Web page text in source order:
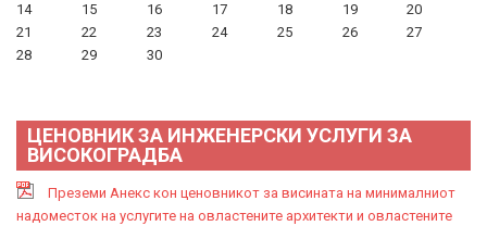
14
15 16 17 18 19
20
21
22 23 24 25 26
27
28
29 30
ЦЕНОВНИК ЗА ИНЖЕНЕРСКИ УСЛУГИ ЗА
ВИСОКОГРАДБА
Преземи Анекс кон ценовникот за висината на минималниот
надоместок на услугите на овластените архитекти и овластените